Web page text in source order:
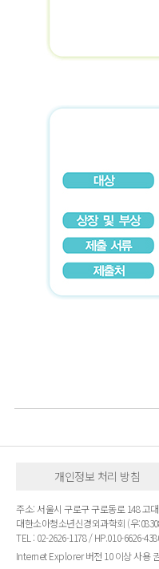
개인정보 처리 방침
주소: 서울시 구로구 구로동로 148 고
대한소아청소년신경외과학회 (우
TEL : 02-2626-1178 / HP.010-6626-
Internet Explorer 버전 10 이상 사용